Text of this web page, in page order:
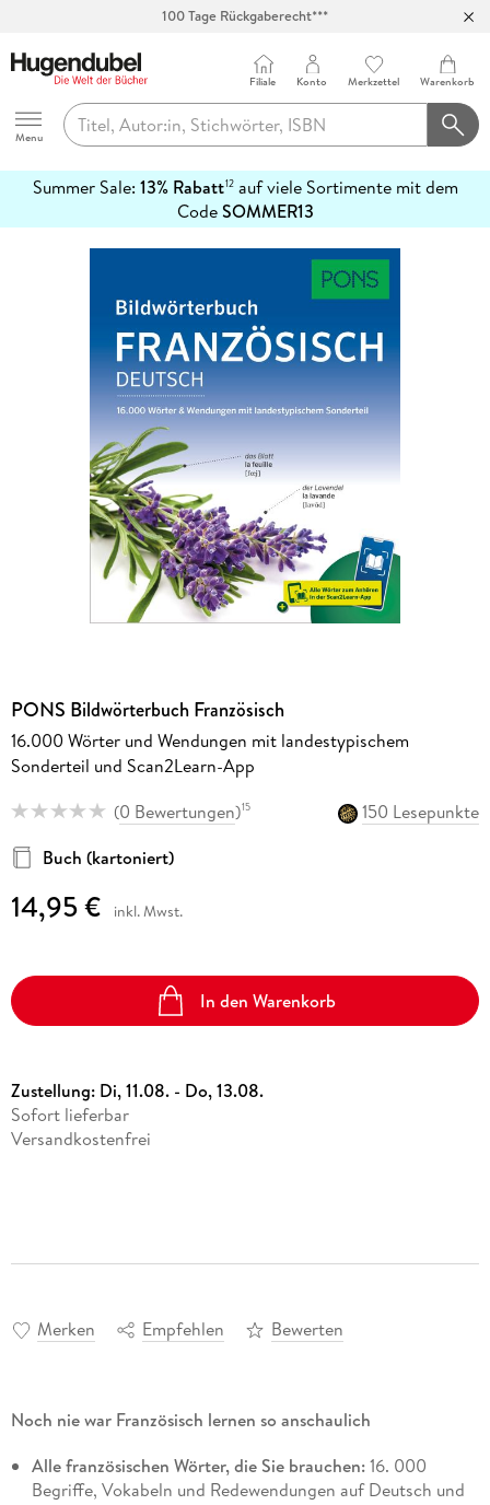
100 Tage Rückgaberecht***
Hugendubel
Menu
Filiale Konto Merkzettel Warenkorb
Summer Sale: 13% Rabatt12auf viele Sortimente mit dem
CodeSOMMER13
erfahren
PONS Bildwörterbuch Französisch
16.000 Wörter und Wendungen mit landestypischem
Sonderteil und Scan2Learn-App
(0 Bewertungen)15
150 Lesepunkte
Buch (kartoniert)
14,95 € inkl. Mwst.
In den Warenkorb
Zustellung: Di, 11.08. - Do, 13.08.
Sofort lieferbar
Versandkostenfrei
Merken Empfehlen Bewerten
Noch nie war Französisch lernen so anschaulich
Alle französischen Wörter, die Sie brauchen:16. 000
Begriffe, Vokabeln und Redewendungen auf Deutsch und